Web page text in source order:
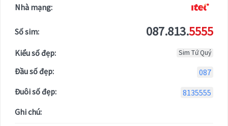
Nhà mạng:
Số sim: 087.813.5555
Kiểu số đẹp: Sim Tứ Quý
Đầu số đẹp:
087
Đuôi số đẹp:
8135555
Ghi chú: